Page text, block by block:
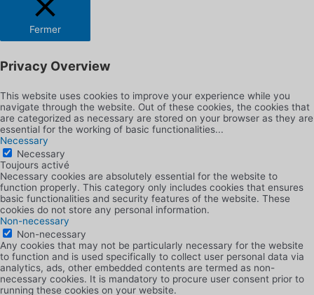
Fermer
Privacy Overview
This website uses cookies to improve your experience while you
navigate through the website. Out of these cookies, the cookies that
are categorized as necessary are stored on your browser as they are
essential for the working of basic functionalities...
Necessary
Necessary
Toujours activé
Necessary cookies are absolutely essential for the website to
function properly. This category only includes cookies that ensures
basic functionalities and security features of the website. These
cookies do not store any personal information.
Non-necessary
Non-necessary
Any cookies that may not be particularly necessary for the website
to function and is used specifically to collect user personal data via
analytics, ads, other embedded contents are termed as non-
necessary cookies. It is mandatory to procure user consent prior to
running these cookies on your website.